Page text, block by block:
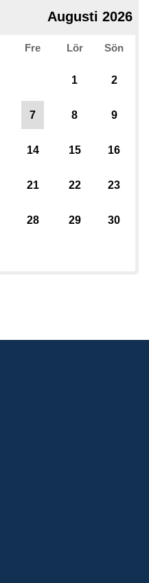
Augusti 2026
Fre Lör Sön
1 2
7 8 9
14 15 16
21 22 23
28 29 30